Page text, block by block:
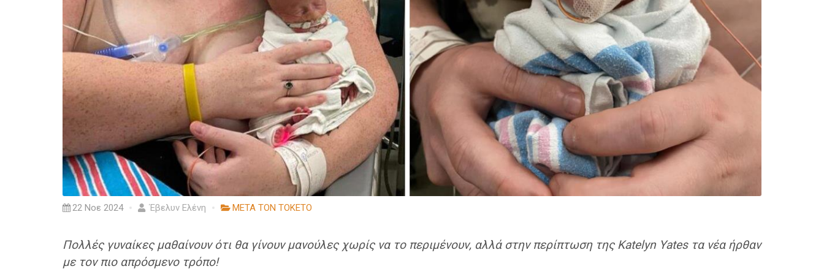
22 Νοε 2024 Έβελυν Ελένη ΜΕΤΑ ΤΟΝ ΤΟΚΕΤΟ
Πολλές γυναίκες μαθαίνουν ότι θα γίνουν μανούλες χωρίς να το περιμένουν, αλλά στην περίπτωση της Katelyn Yates τα νέα ήρθαν
με τον πιο απρόσμενο τρόπο!